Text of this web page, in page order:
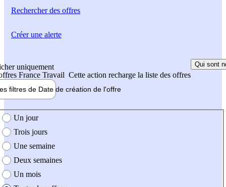
Rechercherdes offres
uniquement
France Travail Cette action recharge la liste des offres
Qui sont
filtres de Date de création de l'offre
création de l'offre
Un jour
Trois jours
Une semaine
Deux semaines
Un mois
Créer une alerte